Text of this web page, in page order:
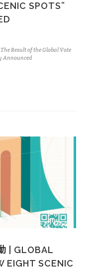
SPOTS”
Result of the Global Vote
Announced
| GLOBAL
EIGHT SCENIC